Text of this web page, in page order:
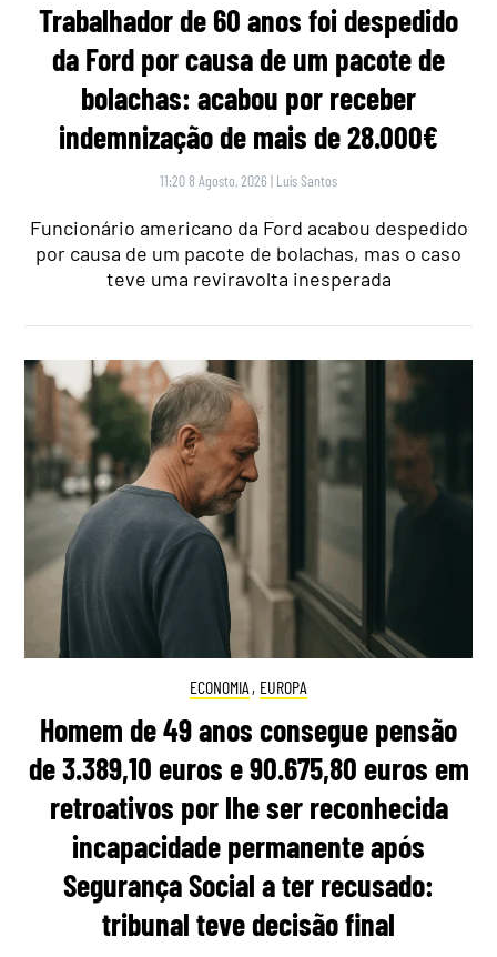
Trabalhador de 60 anos foi despedido
da Ford por causa de um pacote de
bolachas: acabou por receber
indemnização de mais de 28.000€
11:20 8 Agosto, 2026 | Luís Santos
Funcionário americano da Ford acabou despedido
por causa de um pacote de bolachas, mas o caso
teve uma reviravolta inesperada
ECONOMIA , EUROPA
Homem de 49 anos consegue pensão
de 3.389,10 euros e 90.675,80 euros em
retroativos por lhe ser reconhecida
incapacidade permanente após
Segurança Social a ter recusado:
tribunal teve decisão final